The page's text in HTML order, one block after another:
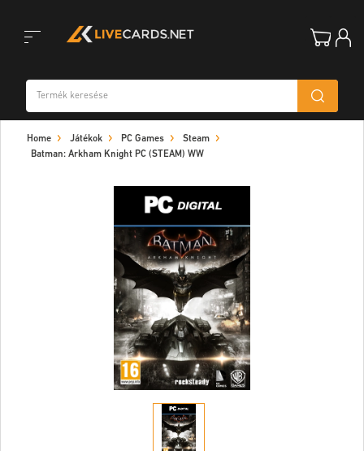
navigation
Home Játékok PC Games
Steam
Batman: Arkham Knight PC (STEAM) WW